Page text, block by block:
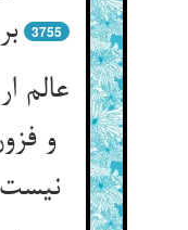
3755
عالم
و